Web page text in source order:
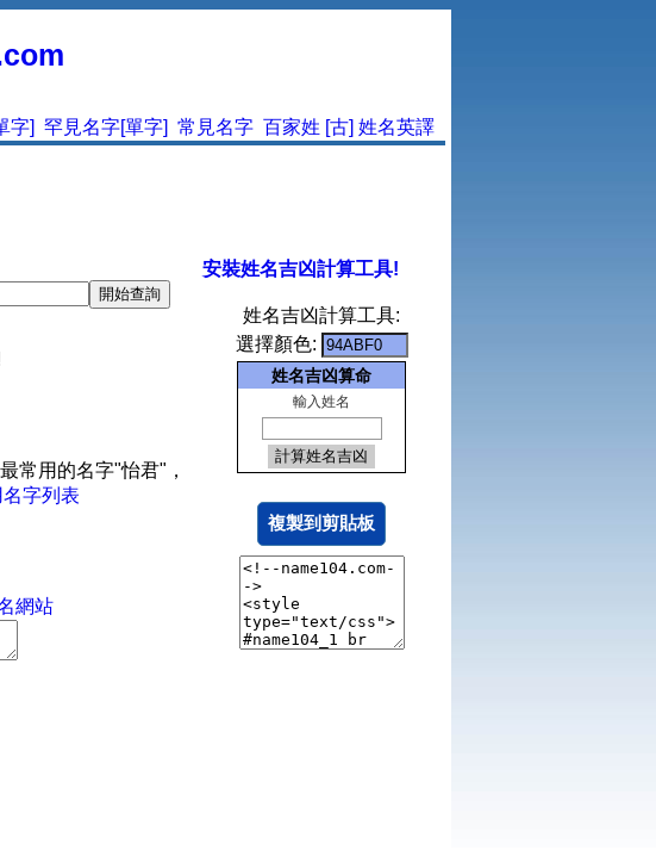
字] 罕見名字[單字] 常見名字 百家姓 [古] 姓名英譯
常用的名字"怡君"，
字列表
網站
安裝姓名吉凶計算工具!
姓名吉凶計算工具:
選擇顏色:
姓名吉凶算命
輸入姓名
複製到剪貼板